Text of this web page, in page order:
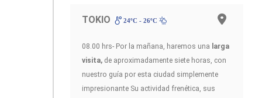
TOKIO 24ºC - 26ºC
08.00 hrs- Por la mañana, haremos una larga
visita, de aproximadamente siete horas, con
nuestro guía por esta ciudad simplemente
impresionante Su actividad frenética, sus